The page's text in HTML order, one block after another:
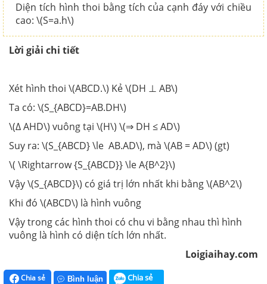
Diện tích hình thoi bằng tích của cạnh đáy với chiều
cao: \(S=a.h\)
Lời giải chi tiết
Xét hình thoi \(ABCD.\) Kẻ \(DH ⊥ AB\)
Ta có: \(S_{ABCD}=AB.DH\)
\(∆ AHD\) vuông tại \(H\) \(⇒ DH ≤ AD\)
Suy ra: \(S_{ABCD} \le AB.AD\), mà \(AB = AD\) (gt)
\( \Rightarrow {S_{ABCD}} \le A{B^2}\)
Vậy \(S_{ABCD}\) có giá trị lớn nhất khi bằng \(AB^2\)
Khi đó \(ABCD\) là hình vuông
Vậy trong các hình thoi có chu vi bằng nhau thì hình
vuông là hình có diện tích lớn nhất.
Loigiaihay.com
Chia sẻ Bình luận Chia sẻ